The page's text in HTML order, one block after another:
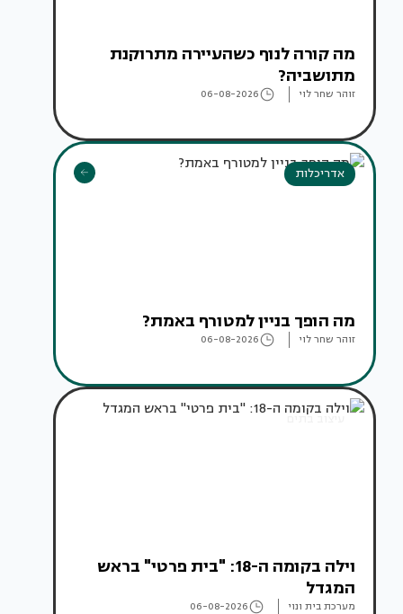
מה קורה לנוף כשהעיירה מתרוקנת
מתושביה?
זוהר שחר לוי 06-08-2026
אדריכלות
מה הופך בניין למטורף באמת?
זוהר שחר לוי 06-08-2026
עיצוב בתים
וילה בקומה ה-18: "בית פרטי" בראש
המגדל
מערכת בית ונוי 06-08-2026